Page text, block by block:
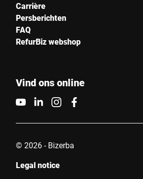
Carrière
Persberichten
FAQ
RefurBiz webshop
Vind ons online
© 2026 - Bizerba
Legal notice